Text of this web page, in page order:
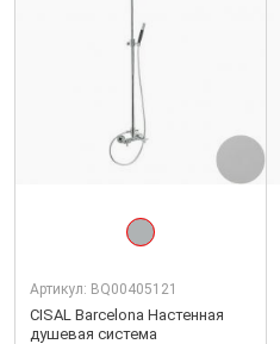
Артикул: BQ00405121
CISAL Barcelona Настенная
душевая система